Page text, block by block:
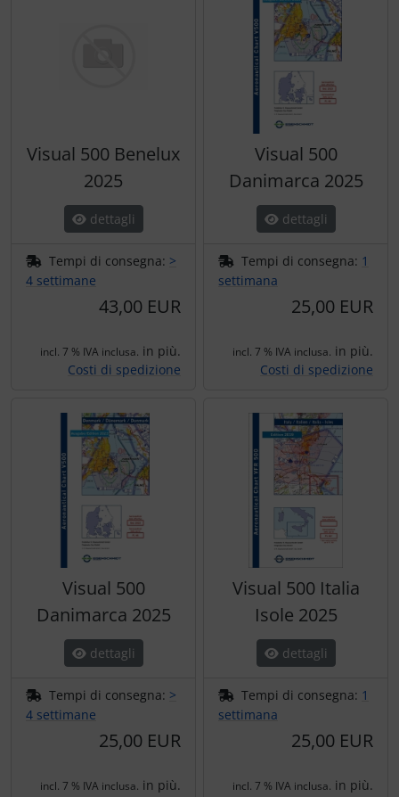
Visual 500 Benelux
2025
dettagli
Tempi di consegna: >
4 settimane
43,00 EUR
incl. 7 % IVA inclusa. in più.
Costi di spedizione
Visual 500
Danimarca 2025
dettagli
Tempi di consegna: 1
settimana
25,00 EUR
incl. 7 % IVA inclusa. in più.
Costi di spedizione
Visual 500
Danimarca 2025
dettagli
Tempi di consegna: >
4 settimane
25,00 EUR
incl. 7 % IVA inclusa. in più.
Visual 500 Italia
Isole 2025
dettagli
Tempi di consegna: 1
settimana
25,00 EUR
incl. 7 % IVA inclusa. in più.